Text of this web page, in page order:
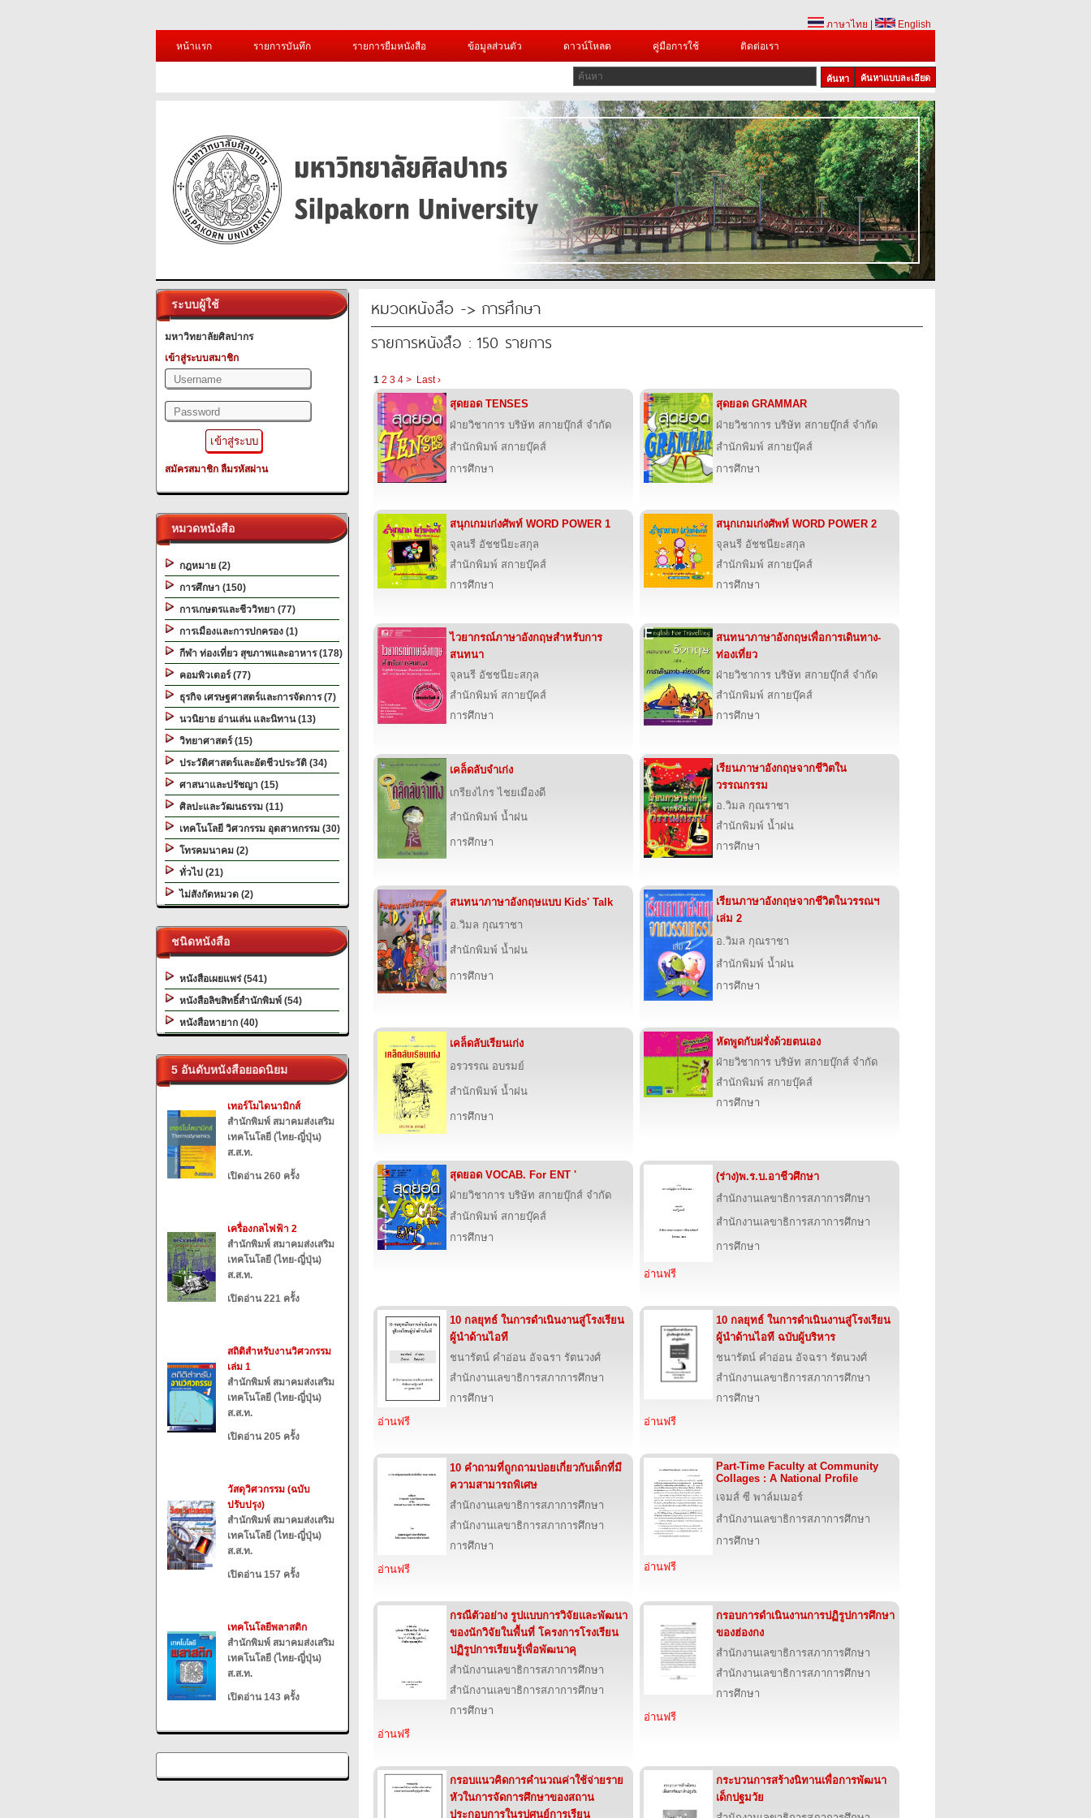
ภาษาไทย
English
หน้าแรก
รายการบันทึก รายการยืมหนังสือ ข้อมูลส่วนตัว ดาวน์โหลด คู่มือการใช้ ติดต่อเรา
ค้นหาแบบละเอียด
ระบบผู้ใช้
มหาวิทยาลัยศิลปากร
เข้าสู่ระบบสมาชิก
สมัครสมาชิก ลืมรหัสผ่าน
หมวดหนังสือ
กฎหมาย (2)
การศึกษา (150)
การเกษตรและชีววิทยา (77)
การเมืองและการปกครอง (1)
กีฬา ท่องเที่ยว สุขภาพและอาหาร (178)
คอมพิวเตอร์ (77)
ธุรกิจ เศรษฐศาสตร์และการจัดการ (7)
นวนิยาย อ่านเล่น และนิทาน (13)
วิทยาศาสตร์ (15)
ประวัติศาสตร์และอัตชีวประวัติ (34)
ศาสนาและปรัชญา (15)
ศิลปะและวัฒนธรรม (11)
เทคโนโลยี วิศวกรรม อุตสาหกรรม (30)
โทรคมนาคม (2)
ทั่วไป (21)
ไม่สังกัดหมวด (2)
ชนิดหนังสือ
หนังสือเผยแพร่ (541)
หนังสือลิขสิทธิ์สำนักพิมพ์ (54)
หนังสือหายาก (40)
5 อันดับหนังสือยอดนิยม
เทอร์โมไดนามิกส์
สำนักพิมพ์ สมาคมส่งเสริม
เทคโนโลยี (ไทย-ญี่ปุ่น)
ส.ส.ท.
เปิดอ่าน 260 ครั้ง
เครื่องกลไฟฟ้า 2
สำนักพิมพ์ สมาคมส่งเสริม
เทคโนโลยี (ไทย-ญี่ปุ่น)
ส.ส.ท.
เปิดอ่าน 221 ครั้ง
สถิติสำหรับงานวิศวกรรม
เล่ม 1
สำนักพิมพ์ สมาคมส่งเสริม
เทคโนโลยี (ไทย-ญี่ปุ่น)
ส.ส.ท.
เปิดอ่าน 205 ครั้ง
วัสดุวิศวกรรม (ฉบับ
ปรับปรุง)
สำนักพิมพ์ สมาคมส่งเสริม
เทคโนโลยี (ไทย-ญี่ปุ่น)
ส.ส.ท.
เปิดอ่าน 157 ครั้ง
เทคโนโลยีพลาสติก
สำนักพิมพ์ สมาคมส่งเสริม
เทคโนโลยี (ไทย-ญี่ปุ่น)
ส.ส.ท.
เปิดอ่าน 143 ครั้ง
หมวดหนังสือ -> การศึกษา
รายการหนังสือ : 150 รายการ
1 2 3 4 > Last ›
สุดยอด TENSES
ฝ่ายวิชาการ บริษัท สกายบุ๊กส์ จำกัด
สำนักพิมพ์ สกายบุ๊คส์
การศึกษา
สุดยอด GRAMMAR
ฝ่ายวิชาการ บริษัท สกายบุ๊กส์ จำกัด
สำนักพิมพ์ สกายบุ๊คส์
การศึกษา
สนุกเกมเก่งศัพท์ WORD POWER 1
จุลนรี อัชชนียะสกุล
สำนักพิมพ์ สกายบุ๊คส์
การศึกษา
สนุกเกมเก่งศัพท์ WORD POWER 2
จุลนรี อัชชนียะสกุล
สำนักพิมพ์ สกายบุ๊คส์
การศึกษา
ไวยากรณ์ภาษาอังกฤษสำหรับการ
สนทนา
จุลนรี อัชชนียะสกุล
สำนักพิมพ์ สกายบุ๊คส์
การศึกษา
สนทนาภาษาอังกฤษเพื่อการเดินทาง-
ท่องเที่ยว
ฝ่ายวิชาการ บริษัท สกายบุ๊กส์ จำกัด
สำนักพิมพ์ สกายบุ๊คส์
การศึกษา
เคล็ดลับจำเก่ง
เกรียงไกร ไชยเมืองดี
สำนักพิมพ์ น้ำฝน
การศึกษา
เรียนภาษาอังกฤษจากชีวิตใน
วรรณกรรม
อ.วิมล กุณราชา
สำนักพิมพ์ น้ำฝน
การศึกษา
สนทนาภาษาอังกฤษแบบ Kids' Talk
อ.วิมล กุณราชา
สำนักพิมพ์ น้ำฝน
การศึกษา
เรียนภาษาอังกฤษจากชีวิตในวรรณฯ
เล่ม 2
อ.วิมล กุณราชา
สำนักพิมพ์ น้ำฝน
การศึกษา
เคล็ดลับเรียนเก่ง
อรวรรณ อบรมย์
สำนักพิมพ์ น้ำฝน
การศึกษา
หัดพูดกับฝรั่งด้วยตนเอง
ฝ่ายวิชาการ บริษัท สกายบุ๊กส์ จำกัด
สำนักพิมพ์ สกายบุ๊คส์
การศึกษา
สุดยอด VOCAB. For ENT '
ฝ่ายวิชาการ บริษัท สกายบุ๊กส์ จำกัด
สำนักพิมพ์ สกายบุ๊คส์
การศึกษา
(ร่าง)พ.ร.บ.อาชีวศึกษา
สำนักงานเลขาธิการสภาการศึกษา
สำนักงานเลขาธิการสภาการศึกษา
การศึกษา
อ่านฟรี
10 กลยุทธ์ ในการดำเนินงานสู่โรงเรียน
ผู้นำด้านไอที
ชนารัตน์ คำอ่อน อัจฉรา รัตนวงศ์
สำนักงานเลขาธิการสภาการศึกษา
การศึกษา
อ่านฟรี
10 กลยุทธ์ ในการดำเนินงานสู่โรงเรียน
ผู้นำด้านไอที ฉบับผู้บริหาร
ชนารัตน์ คำอ่อน อัจฉรา รัตนวงศ์
สำนักงานเลขาธิการสภาการศึกษา
การศึกษา
อ่านฟรี
10 คำถามที่ถูกถามบ่อยเกี่ยวกับเด็กที่มี
ความสามารถพิเศษ
สำนักงานเลขาธิการสภาการศึกษา
สำนักงานเลขาธิการสภาการศึกษา
การศึกษา
อ่านฟรี
Part-Time Faculty at Community
Collages : A National Profile
เจมส์ ซี พาล์มเมอร์
สำนักงานเลขาธิการสภาการศึกษา
การศึกษา
อ่านฟรี
กรณีตัวอย่าง รูปแบบการวิจัยและพัฒนา
ของนักวิจัยในพื้นที่ โครงการโรงเรียน
ปฏิรูปการเรียนรู้เพื่อพัฒนาคุ
สำนักงานเลขาธิการสภาการศึกษา
สำนักงานเลขาธิการสภาการศึกษา
การศึกษา
อ่านฟรี
กรอบการดำเนินงานการปฏิรูปการศึกษา
ของฮ่องกง
สำนักงานเลขาธิการสภาการศึกษา
สำนักงานเลขาธิการสภาการศึกษา
การศึกษา
อ่านฟรี
กรอบแนวคิดการคำนวณค่าใช้จ่ายราย
หัวในการจัดการศึกษาของสถาน
ประกอบการในรูปศูนย์การเรียน
กระบวนการสร้างนิทานเพื่อการพัฒนา
เด็กปฐมวัย